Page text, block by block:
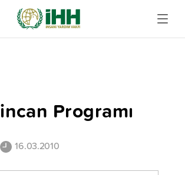
Programı
16.03.2010